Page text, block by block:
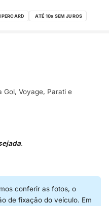
Gol, Voyage, Parati e
.
conferir as fotos, o
de fixação do veículo. Em